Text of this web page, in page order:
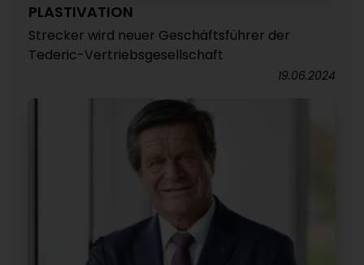
PLASTIVATION
Strecker wird neuer Geschäftsführer der
Tederic-Vertriebsgesellschaft
19.06.2024